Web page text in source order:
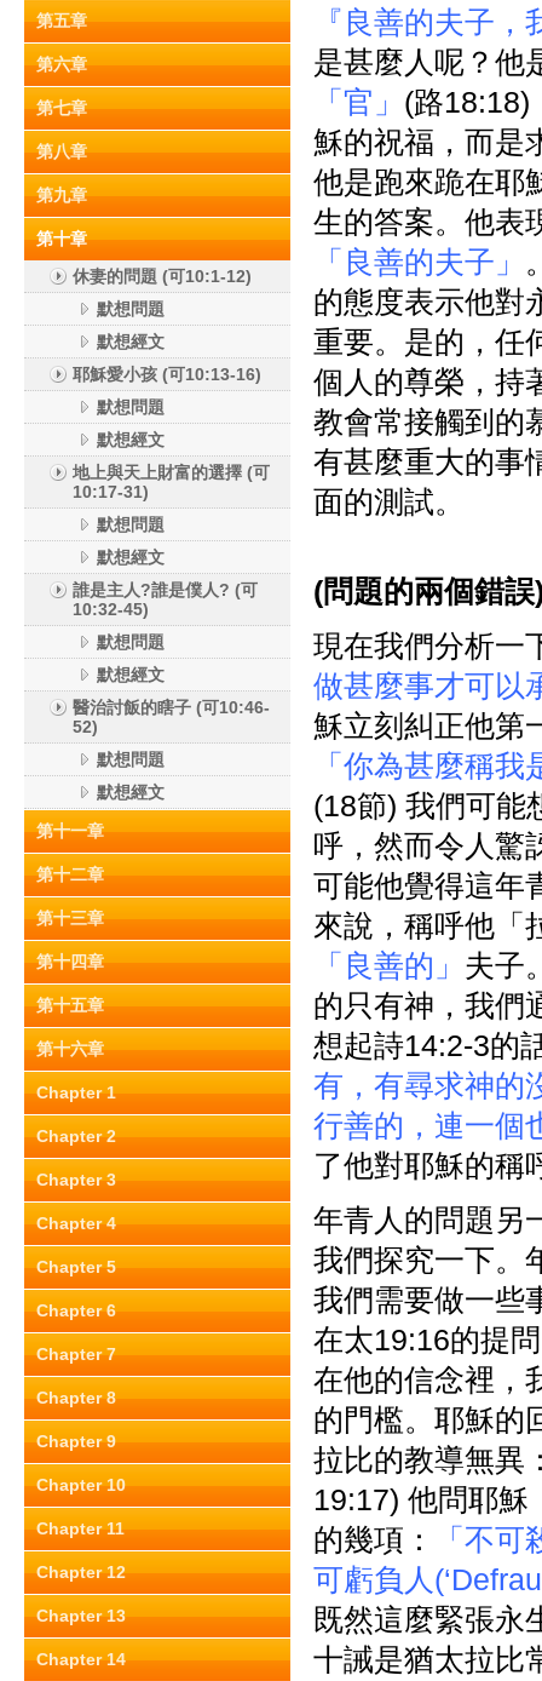
第五章
第六章
第七章
第八章
第九章
第十章
休妻的問題 (可10:1-12)
默想問題
默想經文
耶穌愛小孩 (可10:13-16)
默想問題
默想經文
地上與天上財富的選擇 (可
10:17-31)
默想問題
默想經文
誰是主人?誰是僕人? (可
10:32-45)
默想問題
默想經文
醫治討飯的瞎子 (可10:46-
52)
默想問題
默想經文
第十一章
第十二章
第十三章
第十四章
第十五章
第十六章
Chapter 1
Chapter 2
Chapter 3
Chapter 4
Chapter 5
Chapter 6
Chapter 7
Chapter 8
Chapter 9
Chapter 10
Chapter 11
Chapter 12
Chapter 13
Chapter 14
『良善的夫子
是甚麼人呢？他
「官」 (路18:18)
穌的祝福，而是
他是跑來跪在耶
生的答案。他表
「良善的夫子」
的態度表示他對
重要。是的，任
個人的尊榮，持
教會常接觸到的
有甚麼重大的事
面的測試。
(問題的兩個錯誤
現在我們分析一
做甚麼事才可以
穌立刻糾正他第
「你為甚麼稱
(18節) 我們可能
呼，然而令人驚
可能他覺得這年
來說，稱呼他「
「良善的」 夫子
的只有神，我們
想起詩14:2-3的
有，有尋求神的
行善的，連一個
了他對耶穌的稱
年青人的問題另
我們探究一下。
我們需要做一些
在太19:16的提
在他的信念裡，
的門檻。耶穌的
拉比的教導無異
19:17) 他問耶穌
的幾項：
「不
可虧負人
既然這麼緊張永
十誡是猶太拉比